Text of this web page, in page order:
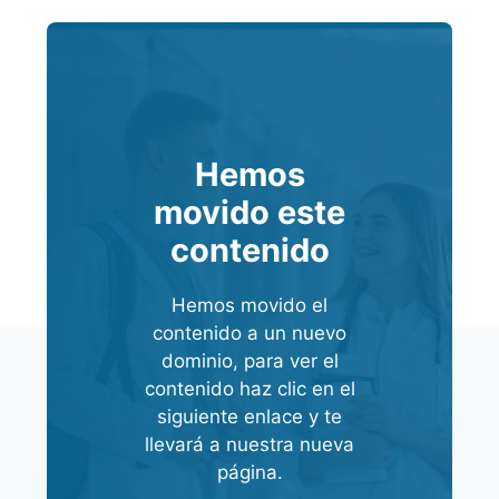
Hemos
movido este
contenido
Hemos movido el
contenido a un nuevo
dominio, para ver el
contenido haz clic en el
siguiente enlace y te
llevará a nuestra nueva
página.